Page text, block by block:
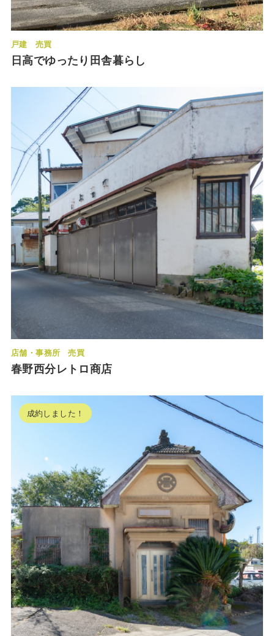
戸建 売買
日高でゆったり田舎暮らし
店舗・事務所 売買
春野西分レトロ商店
成約しました！